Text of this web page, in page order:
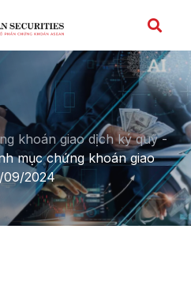
khoán giao dịch ký quỹ-
mục chứng khoán giao
09/2024